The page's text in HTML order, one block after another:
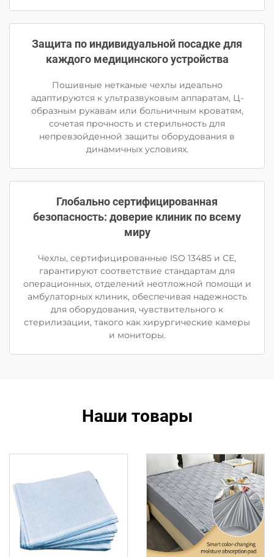
Защита по индивидуальной посадке для
каждого медицинского устройства
Пошивные нетканые чехлы идеально
адаптируются к ультразвуковым аппаратам, Ц-
образным рукавам или больничным кроватям,
сочетая прочность и стерильность для
непревзойденной защиты оборудования в
динамичных условиях.
Глобально сертифицированная
безопасность: доверие клиник по всему
миру
Чехлы, сертифицированные ISO 13485 и CE,
гарантируют соответствие стандартам для
операционных, отделений неотложной помощи и
амбулаторных клиник, обеспечивая надежность
для оборудования, чувствительного к
стерилизации, такого как хирургические камеры
и мониторы.
Наши товары